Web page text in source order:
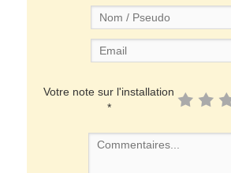
Votre note sur l'installation
*